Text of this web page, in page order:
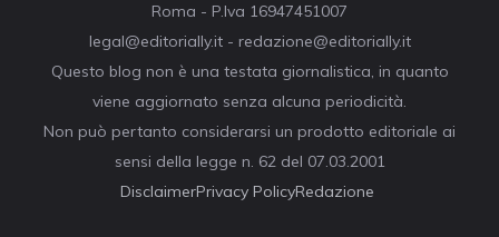
Roma - P.Iva 16947451007
legal@editorially.it - redazione@editorially.it
Questo blog non è una testata giornalistica, in quanto
viene aggiornato senza alcuna periodicità.
Non può pertanto considerarsi un prodotto editoriale ai
sensi della legge n. 62 del 07.03.2001
DisclaimerPrivacy PolicyRedazione